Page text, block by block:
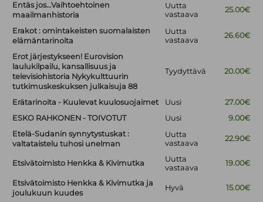
Entäs jos…Vaihtoehtoinen
maailmanhistoria
Uutta
vastaava
25.00€
Erakot : omintakeisten suomalaisten
elämäntarinoita
Uutta
vastaava
26.60€
Erot järjestykseen! Eurovision
laulukilpailu, kansallisuus ja
televisiohistoria Nykykulttuurin
tutkimuskeskuksen julkaisuja 88
Tyydyttävä 20.00€
Erätarinoita - Kuulevat kuulosuojaimet Uusi
27.00€
ESKO RAHKONEN - TOIVOTUT
Uusi
9.00€
Etelä-Sudanin synnytystuskat :
valtataistelu tuhosi unelman
Uutta
vastaava
22.90€
Etsivätoimisto Henkka & Kivimutka
Uutta
vastaava
19.00€
Etsivätoimisto Henkka & Kivimutka ja
joulukuun kuudes
Hyvä 15.00€